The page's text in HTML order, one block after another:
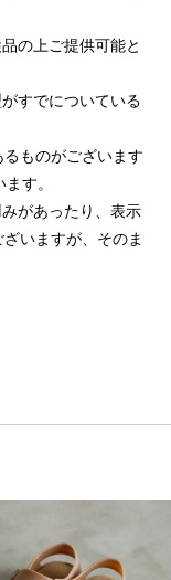
の上ご提供可能と
すでについている
ものがございます
す。
があったり、表示
いますが、そのま